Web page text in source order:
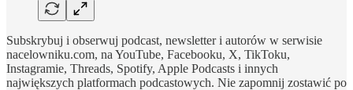
Subskrybuj i obserwuj podcast, newsletter i autorów w serwisie
nacelowniku.com, na YouTube, Facebooku, X, TikToku,
Instagramie, Threads, Spotify, Apple Podcasts i innych
największych platformach podcastowych. Nie zapomnij zostawić po